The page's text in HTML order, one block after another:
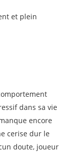
et plein
dans sa vie
encore
cerise dur le
doute, joueur